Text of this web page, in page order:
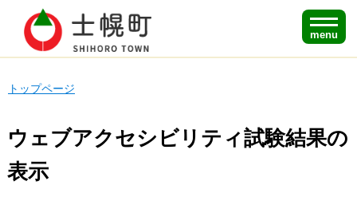
menu
トップページ
ウェブアクセシビリティ試験結果の
表示